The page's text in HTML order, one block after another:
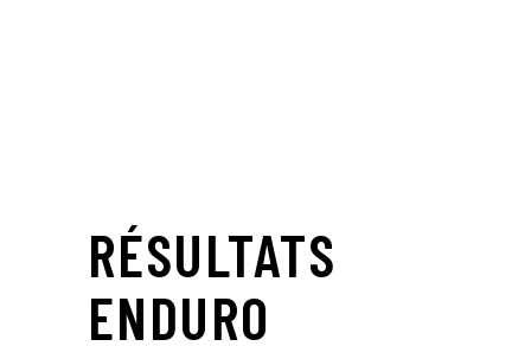
RÉSULTATS
ENDURO